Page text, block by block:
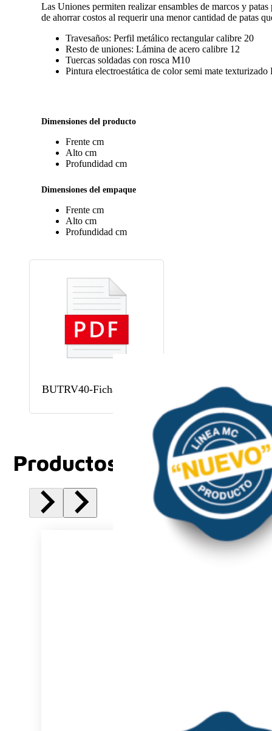
Las Uniones permiten realizar ensambles de marcos y
de ahorrar costos al requerir una menor cantidad de patas
Travesaños: Perfil metálico rectangular calibre 20
Resto de uniones: Lámina de acero calibre 12
Tuercas soldadas con rosca M10
Pintura electroestática de color semi mate
Dimensiones del producto
Frente cm
Alto cm
Profundidad cm
Dimensiones del empaque
Frente cm
Alto cm
Profundidad cm
BUTRV40-Ficha técnica
Productos Relacionados